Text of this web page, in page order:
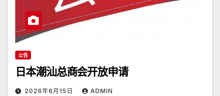
公告
日本潮汕总商会开放申请
2026年6月15日 ADMIN